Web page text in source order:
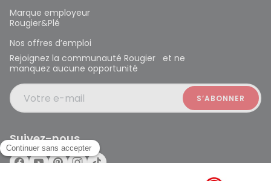
Marque employeur
Rougier&Plé
Nos offres d’emploi
Rejoignez la communauté Rougier et ne
manquez aucune opportunité
Votre e-mail
Suivez-nous